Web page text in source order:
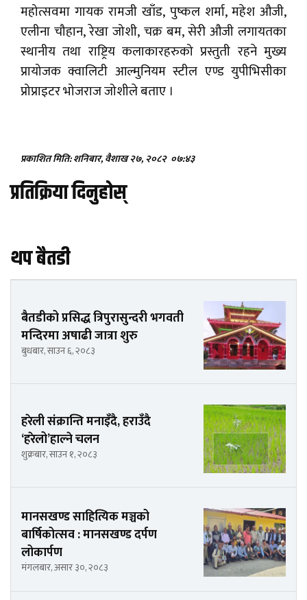
महोत्सवमा गायक रामजी खाँड, पुष्कल शर्मा, महेश औजी,
एलीना चौहान, रेखा जोशी, चक्र बम, सेरी औजी लगायतका
स्थानीय तथा राष्ट्रिय कलाकारहरुको प्रस्तुती रहने मुख्य
प्रायोजक क्वालिटी आल्मुनियम स्टील एण्ड युपीभिसीका
प्रोप्राइटर भोजराज जोशीले बताए ।
प्रकाशित मिति: शनिबार, वैशाख २७, २०८२ ०७:४३
प्रतिक्रिया दिनुहोस्
थप बैतडी
बैतडीको प्रसिद्ध त्रिपुरासुन्दरी भगवती
मन्दिरमा अषाढी जात्रा शुरु
बुधबार, साउन ६, २०८३
हरेली संक्रान्ति मनाइँदै, हराउँदै
‘हरेलो’हाल्ने चलन
शुक्रबार, साउन १, २०८३
मानसखण्ड साहित्यिक मञ्चको
बार्षिकोत्सव : मानसखण्ड दर्पण
लोकार्पण
मंगलबार, असार ३०, २०८३